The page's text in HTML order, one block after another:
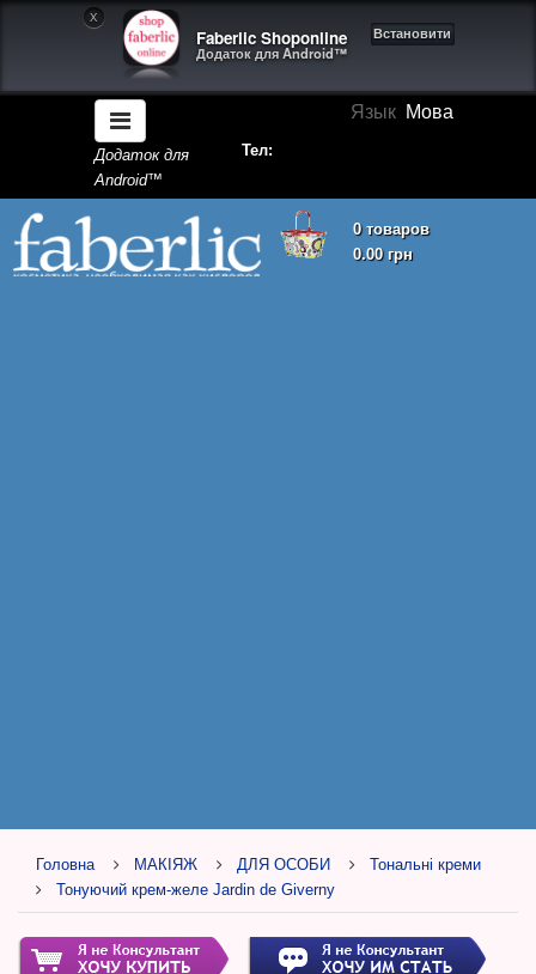
X
Faberlic Shoponline
Додаток для Android™
Встановити
Язык Мова
Додаток для
Android™
Тел:
0 товаров
0.00 грн
Кошик покупок порожній!
Головна МАКІЯЖ ДЛЯ ОСОБИ
Тональні креми
Тонуючий крем-желе Jardin de Giverny